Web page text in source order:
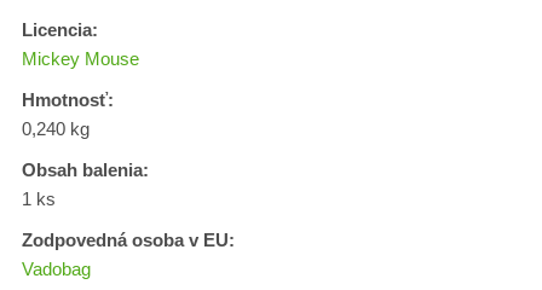
Licencia:
Mickey Mouse
Hmotnosť:
0,240 kg
Obsah balenia:
1 ks
Zodpovedná osoba v EU:
Vadobag